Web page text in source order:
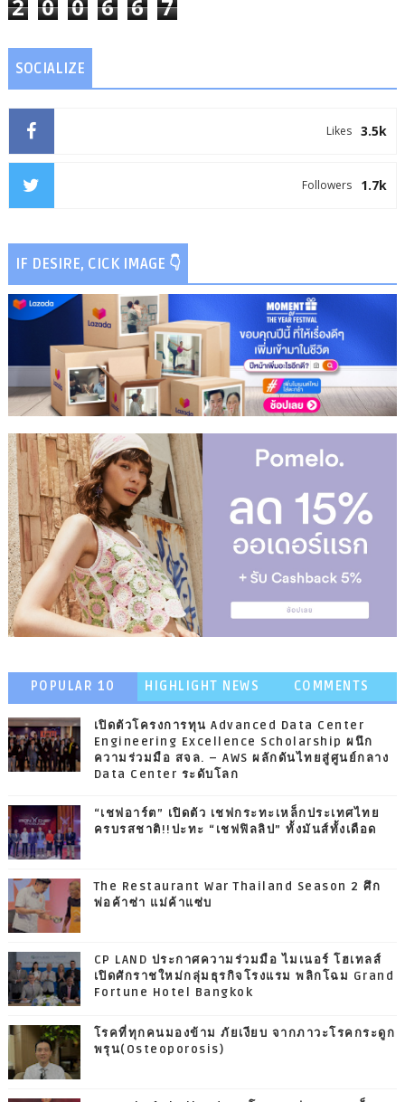
2 0 0 6 6 7
SOCIALIZE
3.5k
Likes
1.7k
Followers
IF DESIRE, CICK IMAGE 👇
POPULAR 10 HIGHLIGHT NEWS COMMENTS
เปิดตัวโครงการทุน Advanced Data Center
Engineering Excellence Scholarship ผนึก
ความร่วมมือ สจล. – AWS ผลักดันไทยสู่ศูนย์กลาง
Data Center ระดับโลก
“เชฟอาร์ต” เปิดตัว เชฟกระทะเหล็กประเทศไทย
ครบรสชาติ!!ปะทะ “เชฟฟิลลิป” ทั้งมันส์ทั้งเดือด
The Restaurant War Thailand Season 2 ศึก
พ่อค้าซ่า แม่ค้าแซ่บ
CP LAND ประกาศความร่วมมือ ไมเนอร์ โฮเทลส์
เปิดศักราชใหม่กลุ่มธุรกิจโรงแรม พลิกโฉม Grand
Fortune Hotel Bangkok
โรคที่ทุกคนมองข้าม ภัยเงียบ จากภาวะโรคกระดูก
พรุน(Osteoporosis)